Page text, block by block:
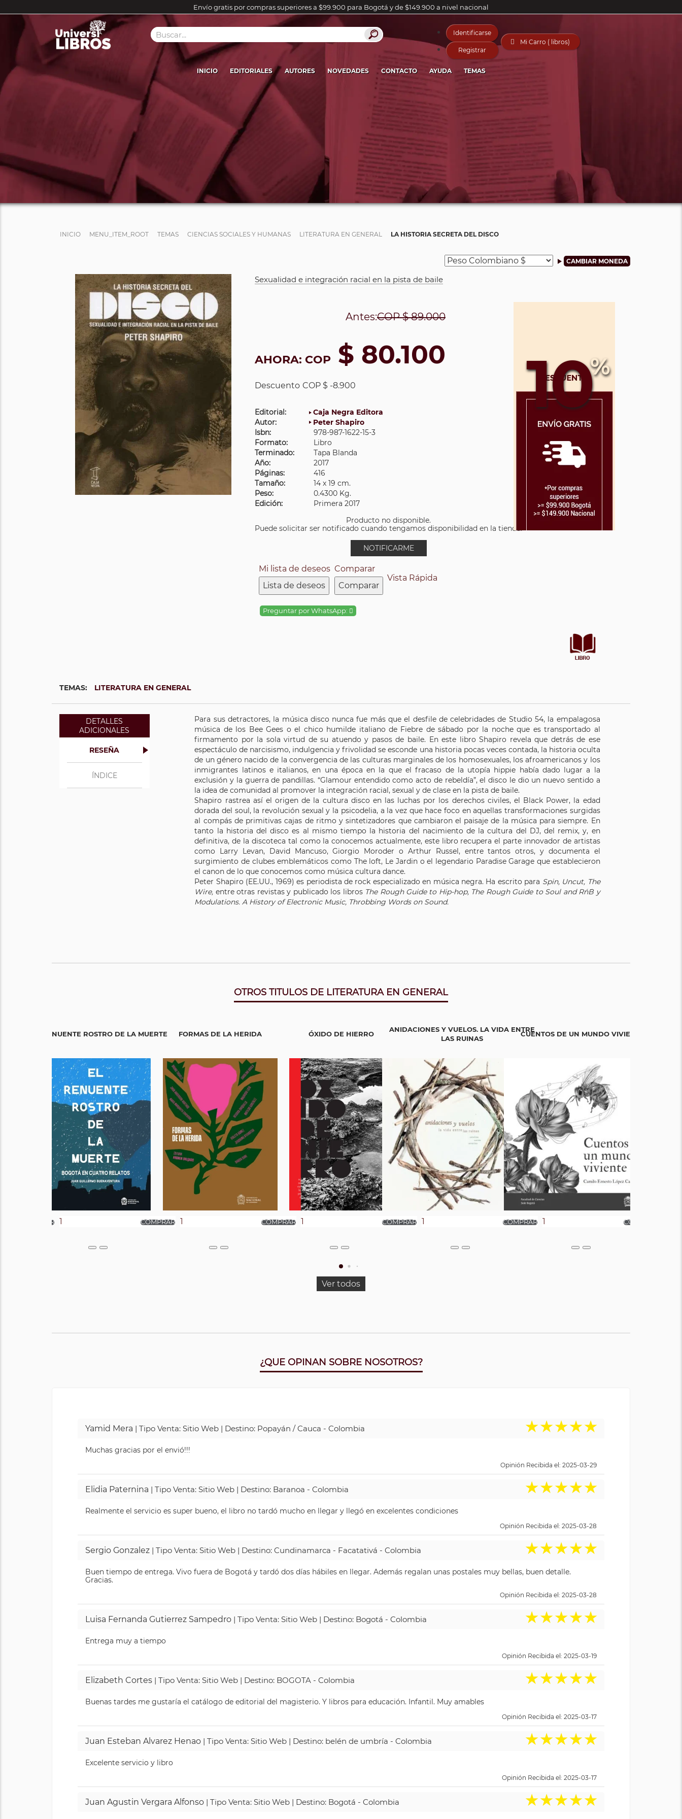
Envío gratis por compras superiores a $99.900 para Bogotá y de $149.900 a nivel nacional
Identificarse
Registrar
 Mi Carro ( libros)
INICIO EDITORIALES AUTORES NOVEDADES CONTACTO AYUDA TEMAS
INICIO MENU_ITEM_ROOT TEMAS CIENCIAS SOCIALES Y HUMANAS LITERATURA EN GENERAL LA HISTORIA SECRETA DEL DISCO
Sexualidad e integración racial en la pista de baile
10%
Antes:COP$ 89.000
AHORA: COP $ 80.100
Descuento COP $ -8.900
Editorial:
Caja Negra Editora
Autor:
Peter Shapiro
Isbn:
978-987-1622-15-3
Formato:
Libro
Terminado:
Tapa Blanda
Año:
2017
Páginas:
416
Tamaño:
14 x 19 cm.
Peso:
0.4300 Kg.
Edición:
Primera 2017
Producto no disponible.
Puede solicitar ser notificado cuando tengamos disponibilidad en la tienda.
NOTIFICARME
Mi lista de deseos
Lista de deseos
Comparar
Comparar
Vista Rápida
Preguntar por WhatsApp:
TEMAS: LITERATURA EN GENERAL
DETALLES
ADICIONALES
RESEÑA
ÍNDICE
Para sus detractores, la música disco nunca fue más que el desfile de celebridades de Studio 54, la empalagosa
música de los Bee Gees o el chico humilde italiano de Fiebre de sábado por la noche que es transportado al
firmamento por la sola virtud de su atuendo y pasos de baile. En este libro Shapiro revela que detrás de ese
espectáculo de narcisismo, indulgencia y frivolidad se esconde una historia pocas veces contada, la historia oculta
de un género nacido de la convergencia de las culturas marginales de los homosexuales, los afroamericanos y los
inmigrantes latinos e italianos, en una época en la que el fracaso de la utopía hippie había dado lugar a la
exclusión y la guerra de pandillas. “Glamour entendido como acto de rebeldía”, el disco le dio un nuevo sentido a
la idea de comunidad al promover la integración racial, sexual y de clase en la pista de baile.
Shapiro rastrea así el origen de la cultura disco en las luchas por los derechos civiles, el Black Power, la edad
dorada del soul, la revolución sexual y la psicodelia, a la vez que hace foco en aquellas transformaciones surgidas
al compás de primitivas cajas de ritmo y sintetizadores que cambiaron el paisaje de la música para siempre. En
tanto la historia del disco es al mismo tiempo la historia del nacimiento de la cultura del DJ, del remix, y, en
definitiva, de la discoteca tal como la conocemos actualmente, este libro recupera el parte innovador de artistas
como Larry Levan, David Mancuso, Giorgio Moroder o Arthur Russel, entre tantos otros, y documenta el
surgimiento de clubes emblemáticos como The loft, Le Jardin o el legendario Paradise Garage que establecieron
el canon de lo que conocemos como música cultura dance.
Peter Shapiro (EE.UU., 1969) es periodista de rock especializado en música negra. Ha escrito para Spin, Uncut, The
Wire, entre otras revistas y publicado los libros The Rough Guide to Hip-hop, The Rough Guide to Soul and R´n´B y
Modulations. A History of Electronic Music, Throbbing Words on Sound.
OTROS TITULOS DE LITERATURA EN GENERAL
EL RENUENTE ROSTRO DE LA MUERTE FORMAS DE LA HERIDA ÓXIDO DE HIERRO
ANIDACIONES Y VUELOS. LA VIDA ENTRE
LAS RUINAS
CUENTOS DE UN MUNDO VIVIENTE
Ver todos
¿QUE OPINAN SOBRE NOSOTROS?
Yamid Mera | Tipo Venta: Sitio Web | Destino: Popayán / Cauca - Colombia ★★★★★
Muchas gracias por el envió!!!
Opinión Recibida el: 2025-03-29
Elidia Paternina | Tipo Venta: Sitio Web | Destino: Baranoa - Colombia ★★★★★
Realmente el servicio es super bueno, el libro no tardó mucho en llegar y llegó en excelentes condiciones
Opinión Recibida el: 2025-03-28
Sergio Gonzalez | Tipo Venta: Sitio Web | Destino: Cundinamarca - Facatativá - Colombia ★★★★★
Buen tiempo de entrega. Vivo fuera de Bogotá y tardó dos días hábiles en llegar. Además regalan unas postales muy bellas, buen detalle.
Gracias.
Opinión Recibida el: 2025-03-28
Luisa Fernanda Gutierrez Sampedro | Tipo Venta: Sitio Web | Destino: Bogotá - Colombia ★★★★★
Entrega muy a tiempo
Opinión Recibida el: 2025-03-19
Elizabeth Cortes | Tipo Venta: Sitio Web | Destino: BOGOTA - Colombia ★★★★★
Buenas tardes me gustaría el catálogo de editorial del magisterio. Y libros para educación. Infantil. Muy amables
Opinión Recibida el: 2025-03-17
Juan Esteban Alvarez Henao | Tipo Venta: Sitio Web | Destino: belén de umbría - Colombia ★★★★★
Excelente servicio y libro
Opinión Recibida el: 2025-03-17
Juan Agustin Vergara Alfonso | Tipo Venta: Sitio Web | Destino: Bogotá - Colombia ★★★★★